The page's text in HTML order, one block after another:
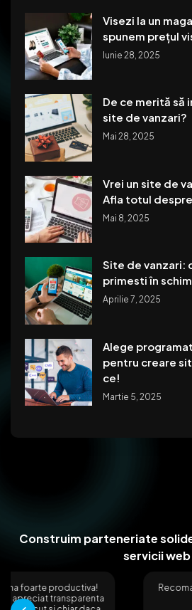
Visezi la un
spunem prețul
Iunie 28, 2025
De ce merită să
site de vanzari?
Mai 28, 2025
Vrei un site de
Afla totul
Mai 8, 2025
Site de vanzari:
primesti în
Aprilie 7, 2025
Alege
pentru creare
ce!
Martie 5, 2025
Construim parteneriate
servicii
Recomand ! Servicii de calitate si